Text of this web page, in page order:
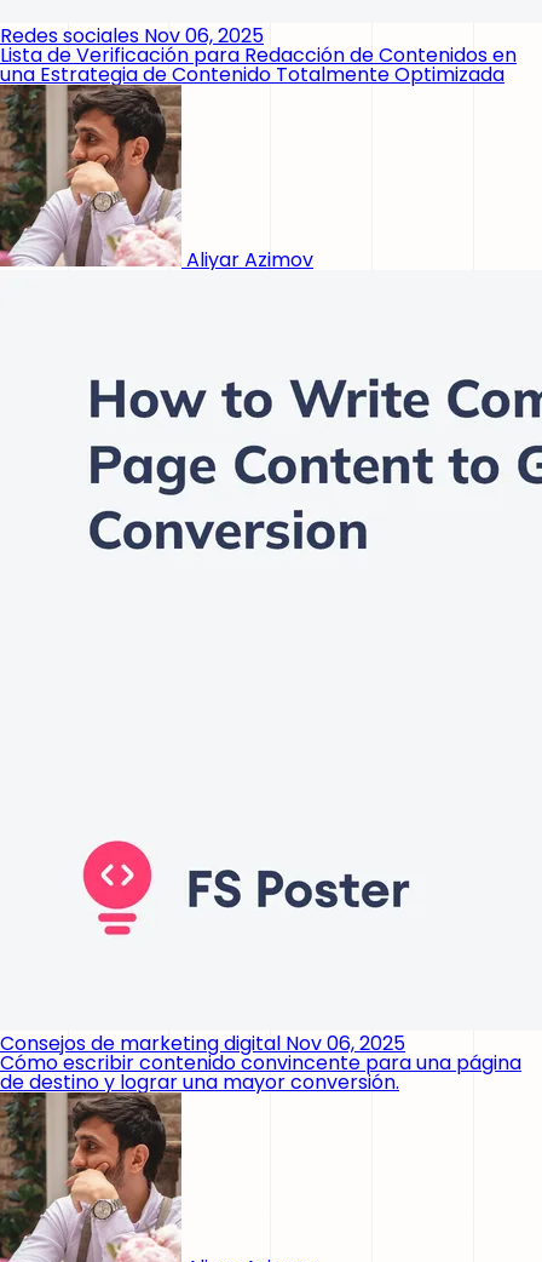
Redes sociales Nov 06, 2025
Lista de Verificación para Redacción de Contenidos en
una Estrategia de Contenido Totalmente Optimizada
Aliyar Azimov
Consejos de marketing digital Nov 06, 2025
Cómo escribir contenido convincente para una página
de destino y lograr una mayor conversión.